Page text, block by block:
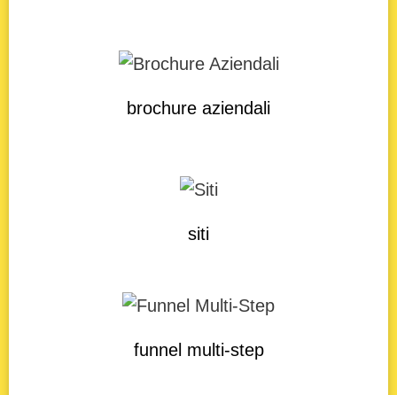
brochure aziendali
siti
funnel multi-step